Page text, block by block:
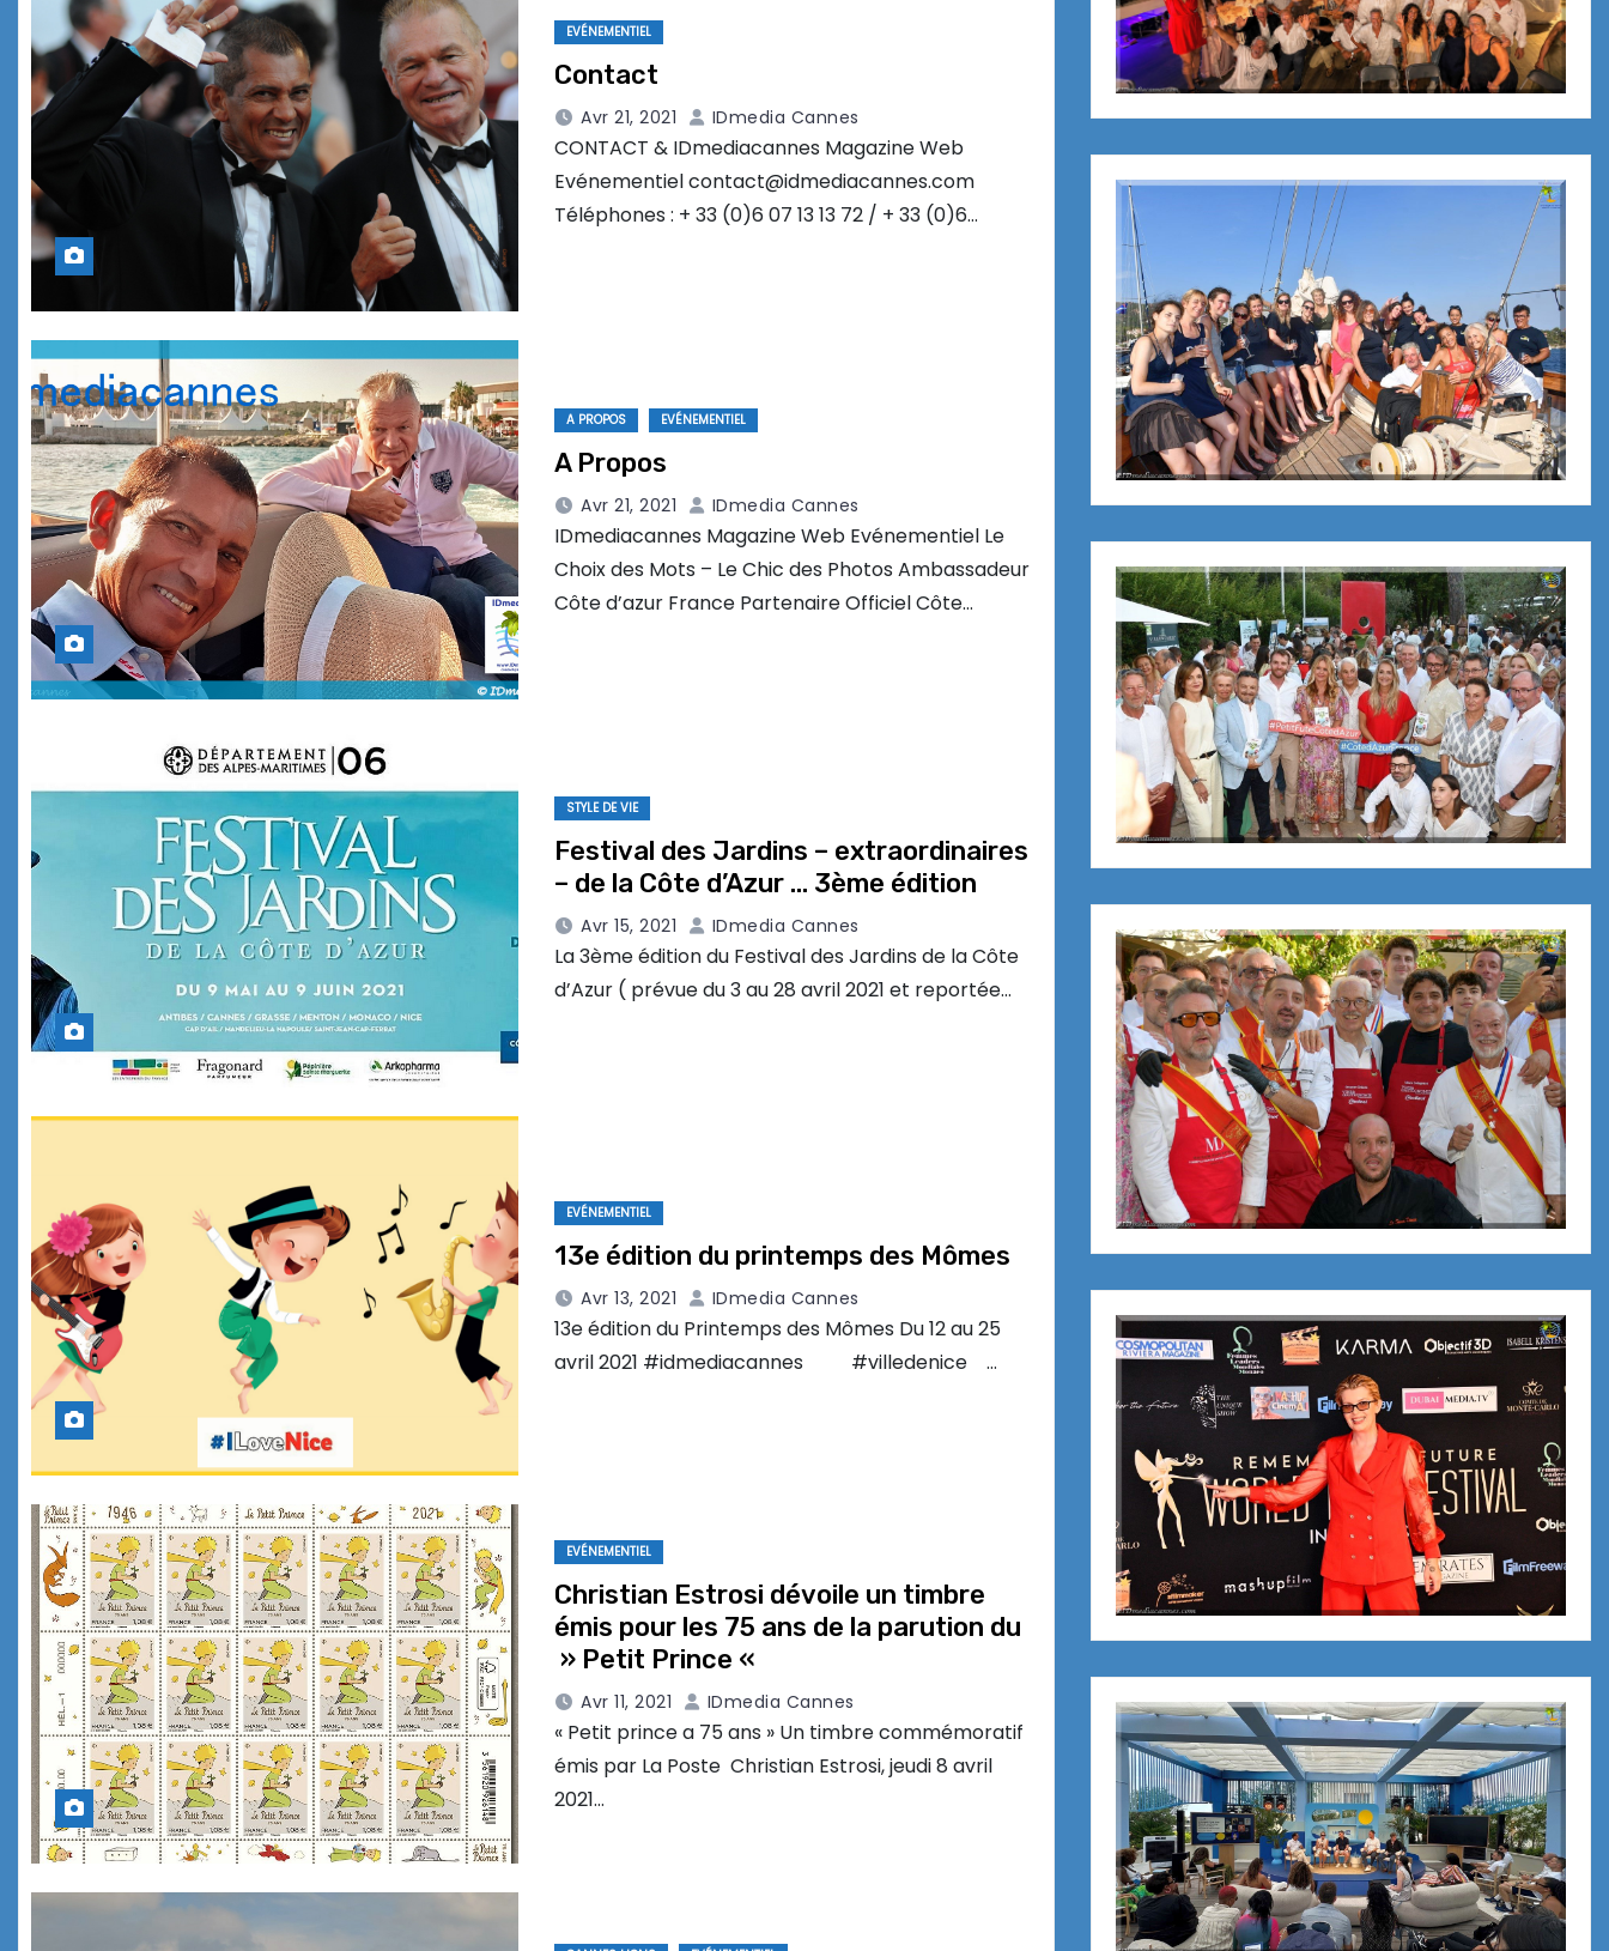
EVÉNEMENTIEL
Contact
Avr 21, 2021 IDmedia Cannes
CONTACT & IDmediacannes Magazine Web
Evénementiel contact@idmediacannes.com
Téléphones : + 33 (0)6 07 13 13 72 / + 33 (0)6…
A PROPOS EVÉNEMENTIEL
A Propos
Avr 21, 2021 IDmedia Cannes
IDmediacannes Magazine Web Evénementiel Le
Choix des Mots – Le Chic des Photos Ambassadeur
Côte d’azur France Partenaire Officiel Côte…
STYLE DE VIE
Festival des Jardins – extraordinaires
– de la Côte d’Azur … 3ème édition
Avr 15, 2021 IDmedia Cannes
La 3ème édition du Festival des Jardins de la Côte
d’Azur ( prévue du 3 au 28 avril 2021 et reportée…
EVÉNEMENTIEL
13e édition du printemps des Mômes
Avr 13, 2021 IDmedia Cannes
13e édition du Printemps des Mômes Du 12 au 25
avril 2021 #idmediacannes #villedenice …
EVÉNEMENTIEL
Christian Estrosi dévoile un timbre
émis pour les 75 ans de la parution du
» Petit Prince «
Avr 11, 2021 IDmedia Cannes
« Petit prince a 75 ans » Un timbre commémoratif
émis par La Poste Christian Estrosi, jeudi 8 avril
2021…